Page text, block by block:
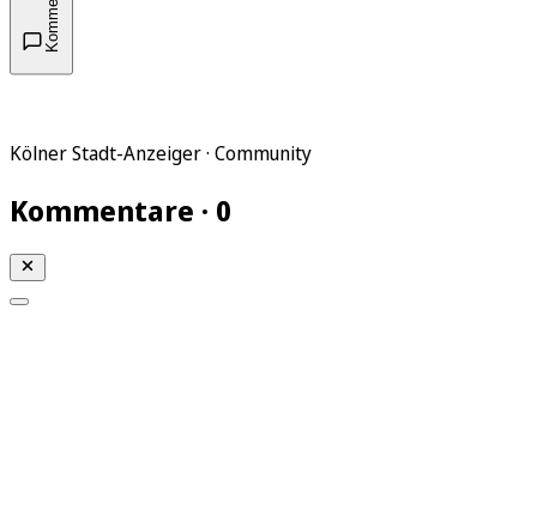
Kölner Stadt-Anzeiger · Community
Kommentare · 0